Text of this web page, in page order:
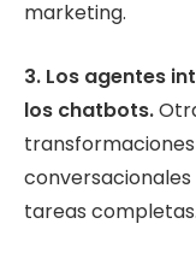
marketing.
3. Los agentes
los chatbots.
tareas completas.